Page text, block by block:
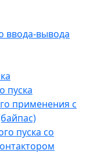
ввода-вывода
пуска
применения с
пуска со